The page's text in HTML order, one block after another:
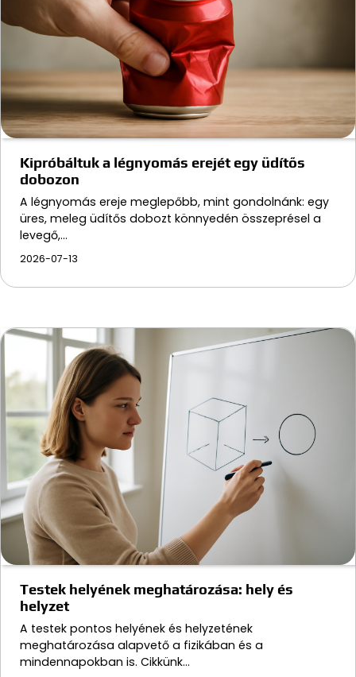
Kipróbáltuk a légnyomás erejét egy üdítős
dobozon
A légnyomás ereje meglepőbb, mint gondolnánk: egy
üres, meleg üdítős dobozt könnyedén összeprésel a
levegő,…
2026-07-13
Testek helyének meghatározása: hely és
helyzet
A testek pontos helyének és helyzetének
meghatározása alapvető a fizikában és a
mindennapokban is. Cikkünk…